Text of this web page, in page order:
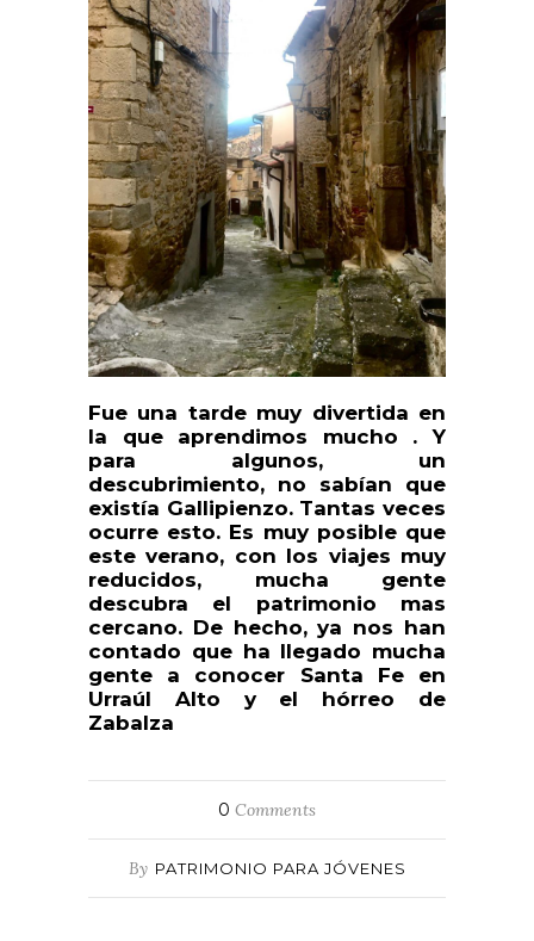
Fue una tarde muy divertida en
la que aprendimos mucho . Y
para algunos, un
descubrimiento, no sabían que
existía Gallipienzo. Tantas veces
ocurre esto. Es muy posible que
este verano, con los viajes muy
reducidos, mucha gente
descubra el patrimonio mas
cercano. De hecho, ya nos han
contado que ha llegado mucha
gente a conocer Santa Fe en
Urraúl Alto y el hórreo de
Zabalza
0 Comments
By PATRIMONIO PARA JÓVENES